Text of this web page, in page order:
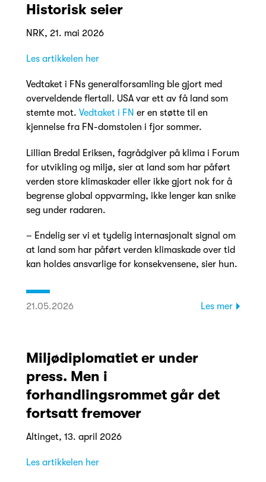
Historisk seier
NRK, 21. mai 2026
Les artikkelen her
Vedtaket i FNs generalforsamling ble gjort med
overveldende flertall. USA var ett av få land som
stemte mot. Vedtaket i FN er en støtte til en
kjennelse fra FN-domstolen i fjor sommer.
Lillian Bredal Eriksen, fagrådgiver på klima i Forum
for utvikling og miljø, sier at land som har påført
verden store klimaskader eller ikke gjort nok for å
begrense global oppvarming, ikke lenger kan snike
seg under radaren.
– Endelig ser vi et tydelig internasjonalt signal om
at land som har påført verden klimaskade over tid
kan holdes ansvarlige for konsekvensene, sier hun.
21.05.2026 Les mer
Miljødiplomatiet er under
press. Men i
forhandlingsrommet går det
fortsatt fremover
Altinget, 13. april 2026
Les artikkelen her